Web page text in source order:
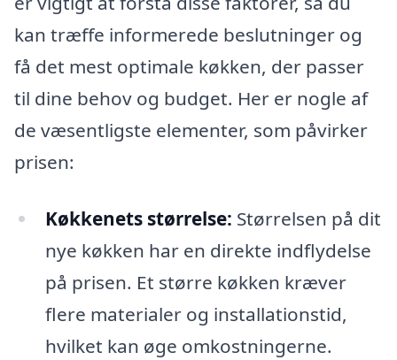
kan træffe informerede beslutninger og
få det mest optimale køkken, der passer
til dine behov og budget. Her er nogle af
de væsentligste elementer, som påvirker
prisen:
Køkkenets størrelse: Størrelsen på dit
nye køkken har en direkte indflydelse
på prisen. Et større køkken kræver
flere materialer og installationstid,
hvilket kan øge omkostningerne.